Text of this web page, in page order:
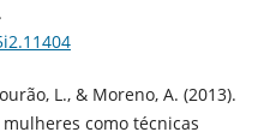
L., & Moreno, A. (2013).
como técnicas